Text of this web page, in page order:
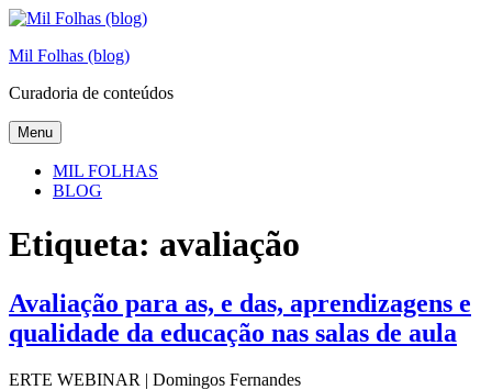
Skip
content
Mil Folhas (blog)
Curadoria de conteúdos
Menu
MIL FOLHAS
BLOG
Etiqueta: avaliação
Avaliação para as, e das, aprendizagens e
qualidade da educação nas salas de aula
ERTE WEBINAR | Domingos Fernandes